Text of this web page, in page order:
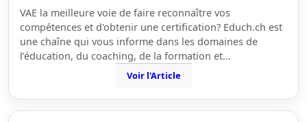
VAE la meilleure voie de faire reconnaître vos
compétences et d'obtenir une certification? Educh.ch est
une chaîne qui vous informe dans les domaines de
l’éducation, du coaching, de la formation et…
Voir l'Article